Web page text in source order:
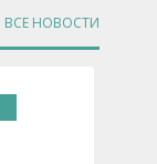
ВСЕ НОВОСТИ